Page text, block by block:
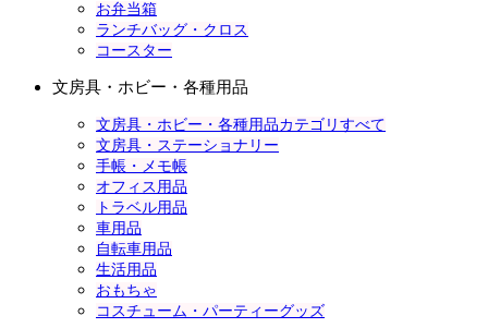
お弁当箱
ランチバッグ・クロス
コースター
文房具・ホビー・各種用品
文房具・ホビー・各種用品カテゴリすべて
文房具・ステーショナリー
手帳・メモ帳
オフィス用品
トラベル用品
車用品
自転車用品
生活用品
おもちゃ
コスチューム・パーティーグッズ